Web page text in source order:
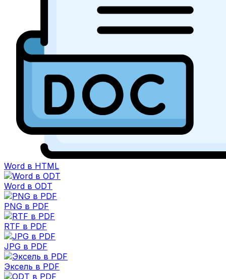
Word в HTML
Word в ODT
PNG в PDF
RTF в PDF
JPG в PDF
Эксель в PDF